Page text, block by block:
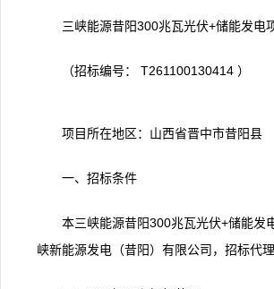
三峡能源昔阳300兆瓦光伏+储能发
（招标编号： T261100130414 ）
项目所在地区：山西省晋中市昔阳县
一、招标条件
本三峡能源昔阳300兆瓦光伏+储能发
峡新能源发电（昔阳）有限公司，招标代